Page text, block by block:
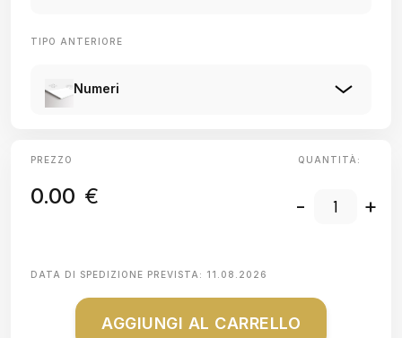
TIPO ANTERIORE
Numeri
PREZZO
0.00 €
QUANTITÀ:
- +
DATA DI SPEDIZIONE PREVISTA: 11.08.2026
AGGIUNGI AL CARRELLO